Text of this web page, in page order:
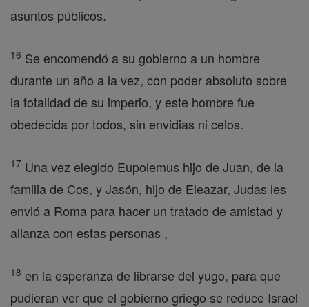
asuntos públicos.
16 Se encomendó a su gobierno a un hombre
durante un año a la vez, con poder absoluto sobre
la totalidad de su imperio, y este hombre fue
obedecida por todos, sin envidias ni celos.
17 Una vez elegido Eupolemus hijo de Juan, de la
familia de Cos, y Jasón, hijo de Eleazar, Judas les
envió a Roma para hacer un tratado de amistad y
alianza con estas personas ,
18 en la esperanza de librarse del yugo, para que
pudieran ver que el gobierno griego se reduce Israel